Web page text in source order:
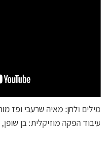
מילים ולחן: מאיה שרעבי ופז
עיבוד הפקה מוזיקלית: בן